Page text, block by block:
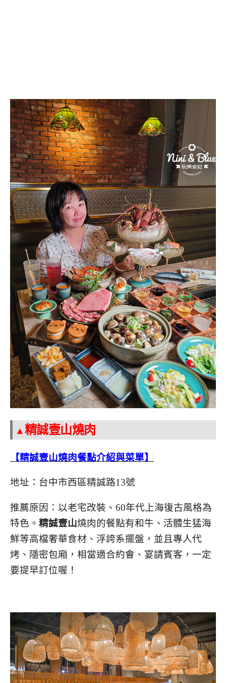
▲精誠壹山燒肉
【精誠壹山燒肉餐點介紹與菜單】
地址：台中市西區精誠路13號
推薦原因：以老宅改裝、60年代上海復古風格為
特色。 精誠壹山燒肉的餐點有和牛、活體生猛海
鮮等高檔奢華食材、浮誇系擺盤，並且專人代
烤、隱密包廂，相當適合約會、宴請賓客，一定
要提早訂位喔！